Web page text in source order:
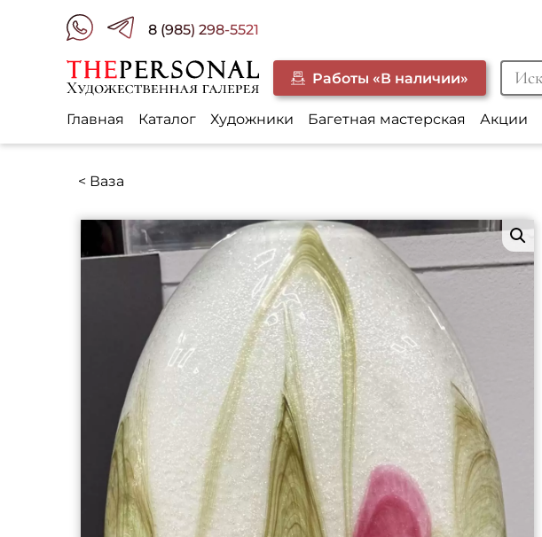
8 (985) 298-5521
Работы «В наличии»
Главная Каталог Художники Багетная мастерская Акции
< Ваза